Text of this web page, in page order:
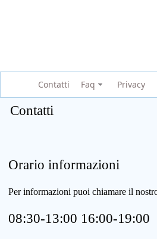
Contatti Faq Privacy
Contatti
Orario informazioni
Per informazioni puoi chiamare il
08:30-13:00 16:00-19:00